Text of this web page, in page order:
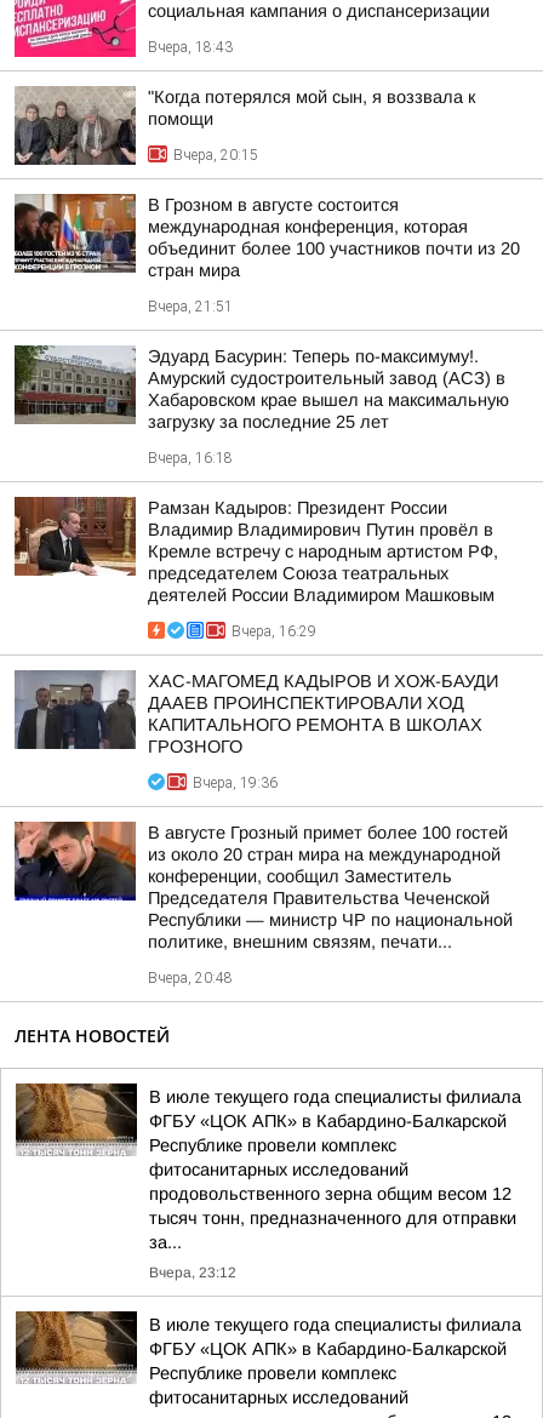
социальная кампания о диспансеризации
Вчера, 18:43
"Когда потерялся мой сын, я воззвала к
помощи
Вчера, 20:15
В Грозном в августе состоится
международная конференция, которая
объединит более 100 участников почти из 20
стран мира
Вчера, 21:51
Эдуард Басурин: Теперь по-максимуму!.
Амурский судостроительный завод (АСЗ) в
Хабаровском крае вышел на максимальную
загрузку за последние 25 лет
Вчера, 16:18
Рамзан Кадыров: Президент России
Владимир Владимирович Путин провёл в
Кремле встречу с народным артистом РФ,
председателем Союза театральных
деятелей России Владимиром Машковым
Вчера, 16:29
ХАС-МАГОМЕД КАДЫРОВ И ХОЖ-БАУДИ
ДААЕВ ПРОИНСПЕКТИРОВАЛИ ХОД
КАПИТАЛЬНОГО РЕМОНТА В ШКОЛАХ
ГРОЗНОГО
Вчера, 19:36
В августе Грозный примет более 100 гостей
из около 20 стран мира на международной
конференции, сообщил Заместитель
Председателя Правительства Чеченской
Республики — министр ЧР по национальной
политике, внешним связям, печати...
Вчера, 20:48
ЛЕНТА НОВОСТЕЙ
В июле текущего года специалисты филиала
ФГБУ «ЦОК АПК» в Кабардино-Балкарской
Республике провели комплекс
фитосанитарных исследований
продовольственного зерна общим весом 12
тысяч тонн, предназначенного для отправки
за...
Вчера, 23:12
В июле текущего года специалисты филиала
ФГБУ «ЦОК АПК» в Кабардино-Балкарской
Республике провели комплекс
фитосанитарных исследований